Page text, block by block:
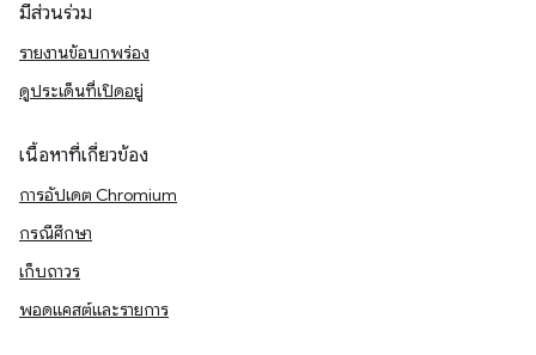
มีส่วนร่วม
รายงานข้อบกพร่อง
ดูประเด็นที่เปิดอยู่
เนื้อหาที่เกี่ยวข้อง
การอัปเดต Chromium
กรณีศึกษา
เก็บถาวร
พอดแคสต์และรายการ